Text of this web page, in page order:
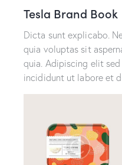
Tesla Brand Book
Dicta sunt explicabo.
quia voluptas sit
quia. Adipiscing elit
incididunt ut labore et